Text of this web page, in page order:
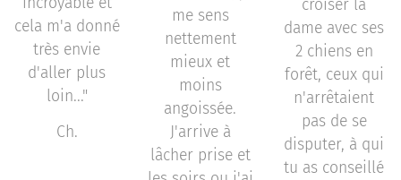
cela m'a donné
très envie
d'aller plus
loin..."
Ch.
me sens
nettement
mieux et
moins
angoissée.
J'arrive à
lâcher prise et
croiser la
dame avec ses
2 chiens en
forêt, ceux qui
n'arrêtaient
pas de se
disputer, à qui
tu as conseillé